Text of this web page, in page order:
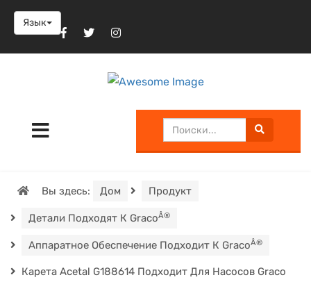
Язык
Вы здесь: Дом Продукт
Детали Подходят К GracoÂ®
Аппаратное Обеспечение Подходит К GracoÂ®
Карета Acetal G188614 Подходит Для Насосов Graco